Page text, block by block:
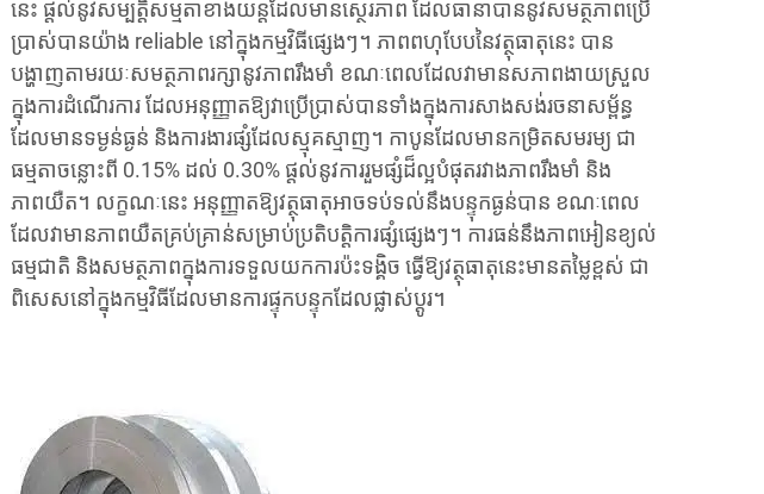
នេះ ផ្តល់នូវសម្បត្តិសម្មតាខាងយន្តដែលមានស្ថេរភាព ដែលធានាបាននូវសមត្ថភាពប្រើ
ប្រាស់បានយ៉ាង reliable នៅក្នុងកម្មវិធីផ្សេងៗ។ ភាពពហុបែបនៃវត្ថុធាតុនេះ បាន
បង្ហាញតាមរយៈសមត្ថភាពរក្សានូវភាពរឹងមាំ ខណៈពេលដែលវាមានសភាពងាយស្រួល
ក្នុងការដំណើរការ ដែលអនុញ្ញាតឱ្យវាប្រើប្រាស់បានទាំងក្នុងការសាងសង់រចនាសម្ព័ន្ធ
ដែលមានទម្ងន់ធ្ងន់ និងការងារផ្សំដែលស្មុគស្មាញ។ កាបូនដែលមានកម្រិតសមរម្យ ជា
ធម្មតាចន្លោះពី 0.15% ដល់ 0.30% ផ្តល់នូវការរួមផ្សំដ៏ល្អបំផុតរវាងភាពរឹងមាំ និង
ភាពយឺត។ លក្ខណៈនេះ អនុញ្ញាតឱ្យវត្ថុធាតុអាចទប់ទល់នឹងបន្ទុកធ្ងន់បាន ខណៈពេល
ដែលវាមានភាពយឺតគ្រប់គ្រាន់សម្រាប់ប្រតិបត្តិការផ្សំផ្សេងៗ។ ការធន់នឹងភាពអៀនខ្យល់
ធម្មជាតិ និងសមត្ថភាពក្នុងការទទួលយកការប៉ះទង្គិច ធ្វើឱ្យវត្ថុធាតុនេះមានតម្លៃខ្ពស់ ជា
ពិសេសនៅក្នុងកម្មវិធីដែលមានការផ្ទុកបន្ទុកដែលផ្លាស់ប្តូរ។